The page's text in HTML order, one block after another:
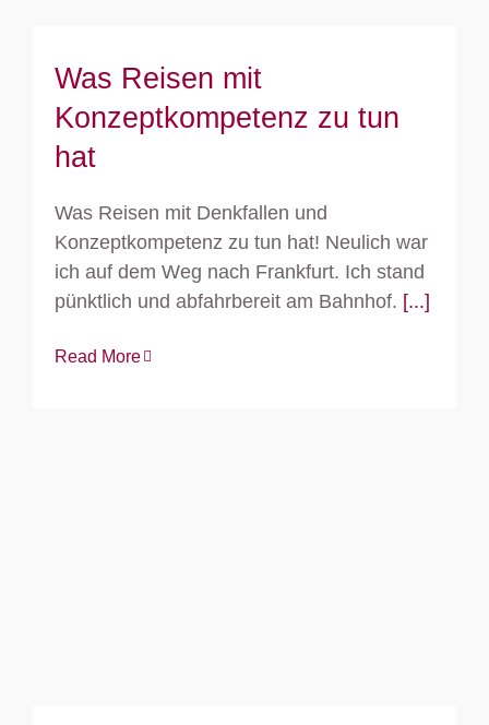
Was Reisen mit
Konzeptkompetenz zu tun
hat
Was Reisen mit Denkfallen und
Konzeptkompetenz zu tun hat! Neulich war
ich auf dem Weg nach Frankfurt. Ich stand
pünktlich und abfahrbereit am Bahnhof. [...]
Read More